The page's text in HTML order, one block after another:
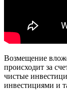
Возмещение
происходит за
чистые
инвестициями и